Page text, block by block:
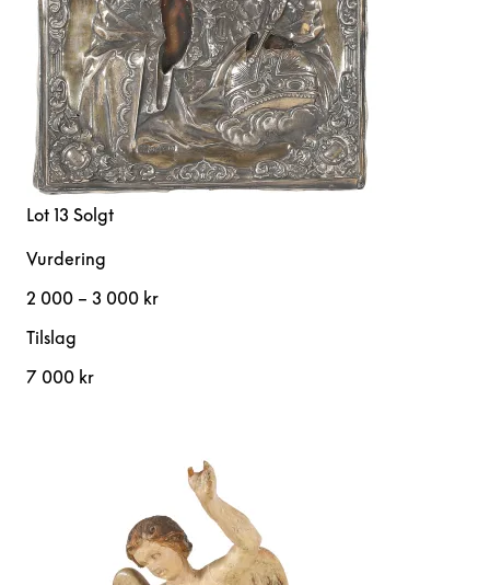
Lot 13 Solgt
Vurdering
2 000 – 3 000 kr
Tilslag
7 000 kr